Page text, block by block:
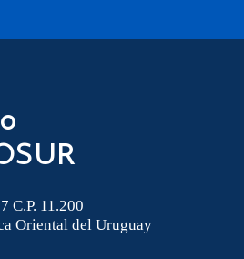
C.P. 11.200
Oriental del Uruguay